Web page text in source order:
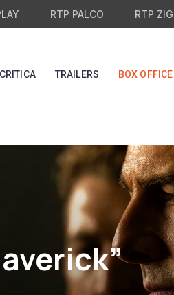
RTP PALCO RTP
CRITICA TRAILERS BOX OFFICE